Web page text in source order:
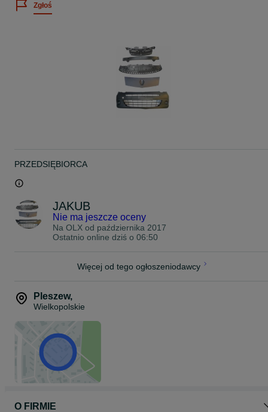
Zgłoś
PRZEDSIĘBIORCA
JAKUB
Nie ma jeszcze oceny
Na OLX od października 2017
Ostatnio online dziś o 06:50
Więcej od tego ogłoszeniodawcy
Pleszew,
Wielkopolskie
O FIRMIE